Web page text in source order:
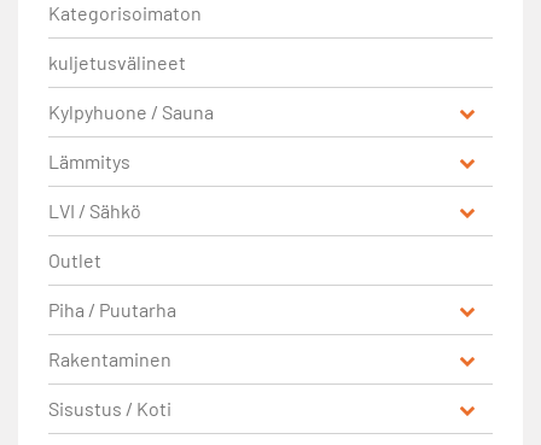
Kategorisoimaton
kuljetusvälineet
Kylpyhuone / Sauna
Lämmitys
LVI / Sähkö
Outlet
Piha / Puutarha
Rakentaminen
Sisustus / Koti